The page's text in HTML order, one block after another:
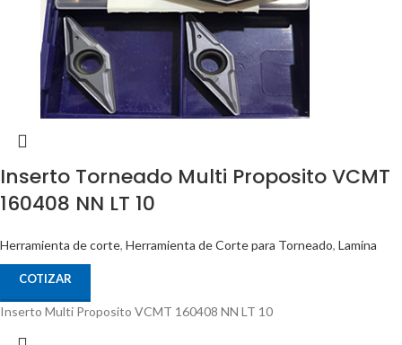
Inserto Torneado Multi Proposito VCMT
160408 NN LT 10
Herramienta de corte, Herramienta de Corte para Torneado, Lamina
COTIZAR
Inserto Multi Proposito VCMT 160408 NN LT 10